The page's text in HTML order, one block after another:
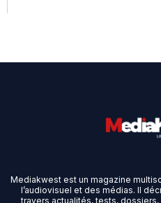
Mediakwest est un magazine
l’audiovisuel et des médias. Il
travers actualités, tests,